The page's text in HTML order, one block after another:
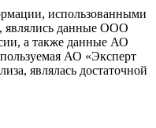
использованными
являлись данные ООО
а также данные АО
АО «Эксперт
являлась достаточной